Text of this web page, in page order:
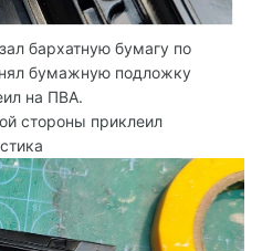
бархатную бумагу по
бумажную подложку
на ПВА.
стороны приклеил